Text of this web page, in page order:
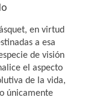
en virtud
a esa
de visión
el aspecto
de la vida,
únicamente